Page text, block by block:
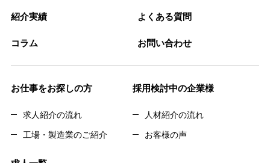
紹介実績 よくある質問
コラム お問い合わせ
お仕事をお探しの方
求人紹介の流れ
工場・製造業のご紹介
採用検討中の企業様
人材紹介の流れ
お客様の声